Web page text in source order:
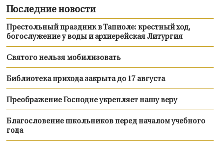
Последние новости
Престольный праздник в Тапиоле: крестный ход,
богослужение у воды и архиерейская Литургия
Святого нельзя мобилизовать
Библиотека прихода закрыта до 17 августа
Преображение Господне укрепляет нашу веру
Благословение школьников перед началом учебного
года